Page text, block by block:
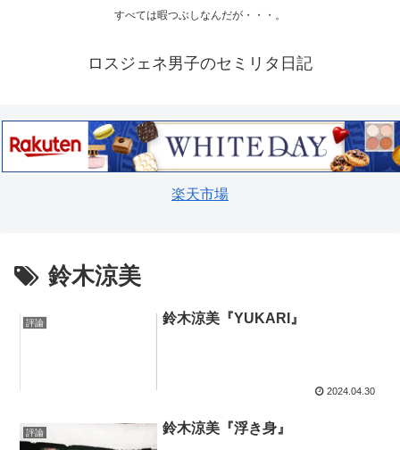
すべては暇つぶしなんだが・・・。
ロスジェネ男子のセミリタ日記
楽天市場
鈴木涼美
評論 鈴木涼美『YUKARI』
2024.04.30
評論 鈴木涼美『浮き身』